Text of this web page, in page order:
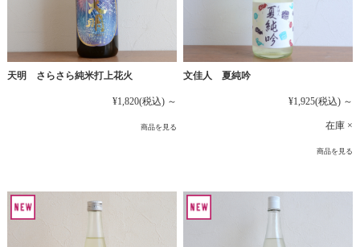
天明 さらさら純米打上花火
¥1,820(税込) ～
商品を見る
文佳人 夏純吟
¥1,925(税込) ～
在庫 ×
商品を見る